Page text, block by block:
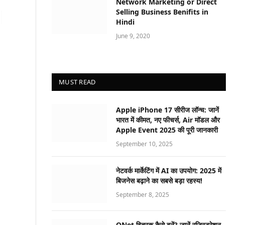
Selling Business Benifits in
Hindi
June 9, 2020
MUST READ
Apple iPhone 17 सीरीज लॉन्च: जानें
भारत में कीमत, नए फीचर्स, Air मॉडल और
Apple Event 2025 की पूरी जानकारी
September 10, 2025
नेटवर्क मार्केटिंग में AI का उपयोग: 2025 में
बिजनेस बढ़ाने का सबसे बड़ा रहस्य!
September 8, 2025